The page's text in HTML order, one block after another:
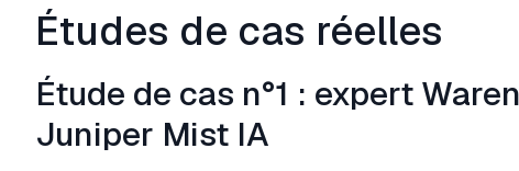
Études de cas réelles
Étude de cas n°1 : expert
Juniper Mist IA